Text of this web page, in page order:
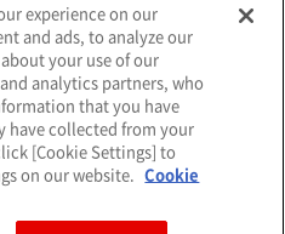
ご利用規約明治グループのDX
（ EN ｜簡体 ）
experience on our
and ads, to analyze our
your use of our
analytics partners, who
that you have
have collected from your
[Cookie Settings] to
on our website. Cookie